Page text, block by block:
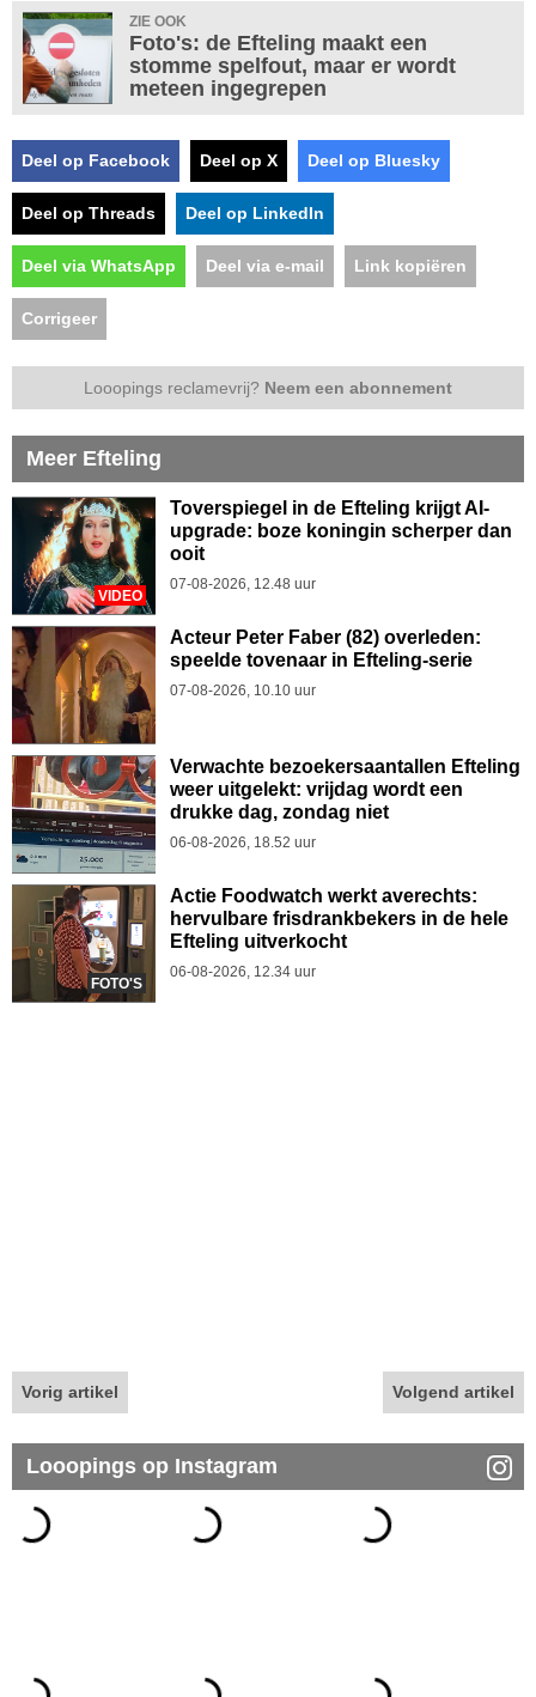
ZIE OOK
Foto's: de Efteling maakt een
stomme spelfout, maar er wordt
meteen ingegrepen
Deel op Facebook Deel op X Deel op Bluesky
Deel op Threads Deel op LinkedIn
Deel via WhatsApp Deel via e-mail Link kopiëren
Corrigeer
Looopings reclamevrij? Neem een abonnement
Meer Efteling
VIDEO
Toverspiegel in de Efteling krijgt AI-
upgrade: boze koningin scherper dan
ooit
07-08-2026, 12.48 uur
Acteur Peter Faber (82) overleden:
speelde tovenaar in Efteling-serie
07-08-2026, 10.10 uur
Verwachte bezoekersaantallen Efteling
weer uitgelekt: vrijdag wordt een
drukke dag, zondag niet
06-08-2026, 18.52 uur
FOTO'S
Actie Foodwatch werkt averechts:
hervulbare frisdrankbekers in de hele
Efteling uitverkocht
06-08-2026, 12.34 uur
Vorig artikel Volgend artikel
Looopings op Instagram